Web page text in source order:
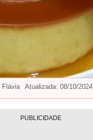
Flávia Atualizada: 08/10/2024
PUBLICIDADE